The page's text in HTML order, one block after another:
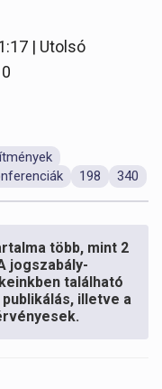
| Utolsó
198 340
több, mint 2
jogszabály-
található
illetve a